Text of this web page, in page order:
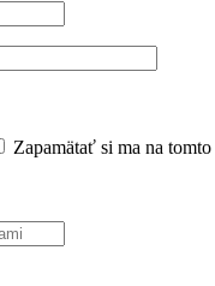
Zapamätať si ma na